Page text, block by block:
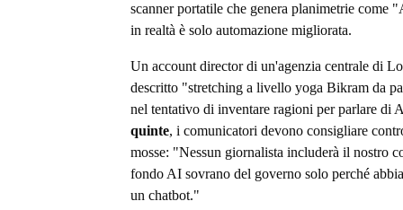
scanner portatile che genera planimetrie come
in realtà è solo automazione migliorata.
Un account director di un'agenzia centrale di
descritto "stretching a livello yoga Bikram da
nel tentativo di inventare ragioni per parlare di
quinte, i comunicatori devono consigliare
mosse: "Nessun giornalista includerà il nostro
fondo AI sovrano del governo solo perché
un chatbot."